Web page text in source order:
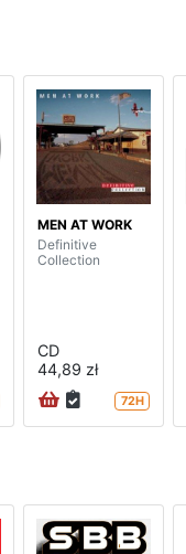
MEN AT WORK
Definitive
Collection
CD
44,89 zł
72H